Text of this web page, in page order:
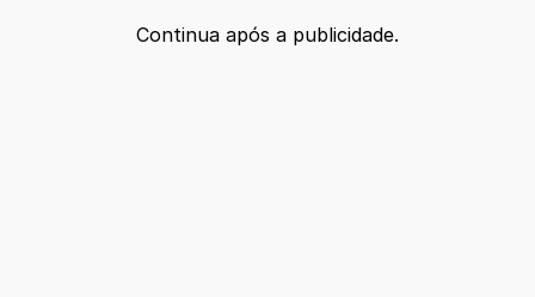
Continua após a publicidade.